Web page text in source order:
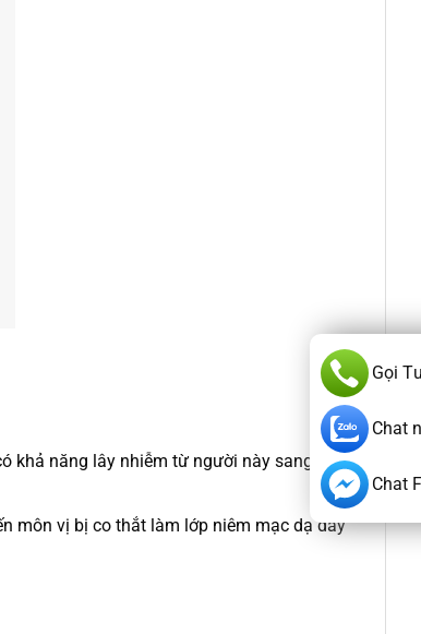
khả năng lây nhiễm từ người này sang
môn vị bị co thắt làm lớp niêm mạc dạ dày
Gọi
Chat
Chat